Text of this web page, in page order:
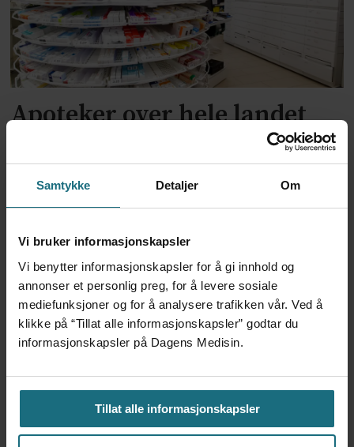
Samtykke Detaljer Om
Vi bruker informasjonskapsler
Vi benytter informasjonskapsler for å gi innhold og
annonser et personlig preg, for å levere sosiale
mediefunksjoner og for å analysere trafikken vår. Ved å
klikke på “Tillat alle informasjonskapsler” godtar du
informasjonskapsler på Dagens Medisin.
Tillat alle informasjonskapsler
Apoteker over hele landet
Kliniske studier kommer ikke
til land bare fordi de er gode på
forskning